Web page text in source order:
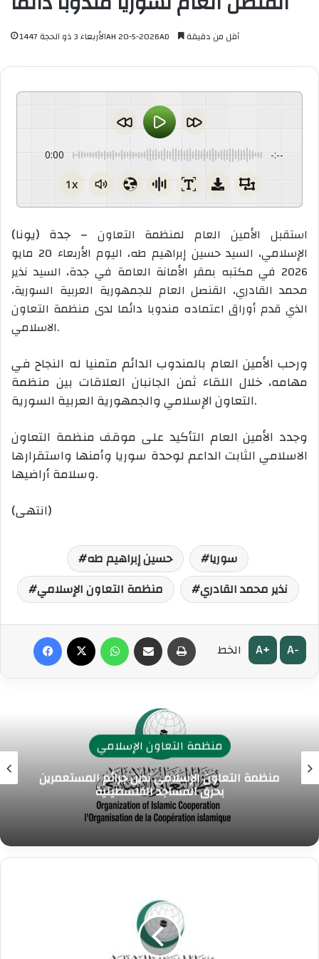
الأربعاء 3 ذو الحجة 1447AH 20-5-2026AD أقل من دقيقة
0:00 -:--
1x
جدة (يونا) –
الإسلامي، السيد حسين إبراهيم طه، اليوم الأربعاء 20 مايو
2026 في مكتبه بمقر الأمانة العامة في جدة، السيد نذير
محمد القادري، القنصل العام للجمهورية العربية السورية،
الذي قدم أوراق اعتماده مندوبا دائما لدى منظمة التعاون
الاسلامي. ‎
ورحب الأمين العام بالمندوب الدائم متمنيا له النجاح في
مهامه، خلال اللقاء ثمن الجانبان العلاقات بين منظمة
التعاون الإسلامي والجمهورية العربية السورية.
وجدد الأمين العام التأكيد على موقف منظمة التعاون
الاسلامي الثابت الداعم لوحدة سوريا وأمنها واستقرارها
وسلامة أراضيها.
(انتهى)
حسين إبراهيم طه
سوريا
منظمة التعاون الإسلامي
نذير محمد القادري
الخط A+ A-
منظمة التعاون الإسلامي
منظمة التعاون الإسلامي تدين جرائم المستعمرين
بحرق المساجد الفلسطينية